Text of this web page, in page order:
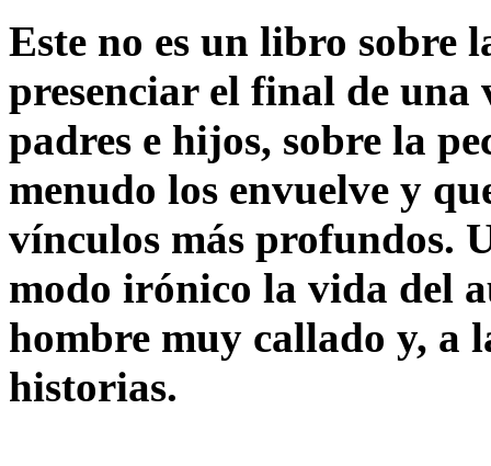
Este no es un libro sobre
presenciar el final de
padres e hijos, sobre la
menudo los envuelve y
vínculos más profundos.
modo irónico la vida del
hombre muy callado y, a
historias.